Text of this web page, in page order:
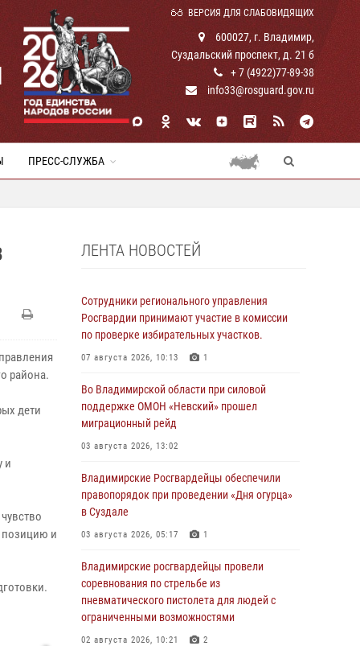
ВЕРСИЯ ДЛЯ СЛАБОВИДЯЩИХ
600027, г. Владимир,
Суздальский проспект, д. 21 б
+ 7 (4922)77-89-38
info33@rosguard.gov.ru
ПРЕСС-СЛУЖБА
района.
дети
и
позицию и
ЛЕНТА НОВОСТЕЙ
Сотрудники регионального управления
Росгвардии принимают участие в комиссии
по проверке избирательных участков.
07 августа 2026, 10:13 1
Во Владимирской области при силовой
поддержке ОМОН «Невский» прошел
миграционный рейд
03 августа 2026, 13:02
Владимирские Росгвардейцы обеспечили
правопорядок при проведении «Дня огурца»
в Суздале
03 августа 2026, 05:17 1
Владимирские росгвардейцы провели
соревнования по стрельбе из
пневматического пистолета для людей с
ограниченными возможностями
02 августа 2026, 10:21 2